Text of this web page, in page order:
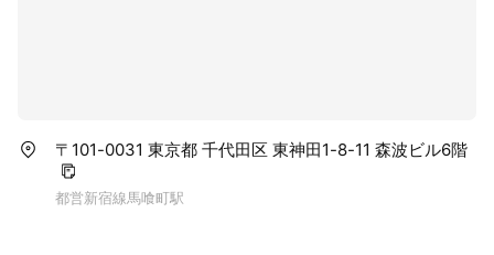
〒101-0031 東京都 千代田区 東神田1-8-11 森波ビル6階
都営新宿線馬喰町駅